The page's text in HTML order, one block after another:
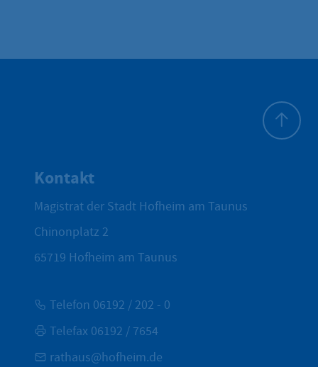
Kontakt
Magistrat der Stadt Hofheim am Taunus
Chinonplatz 2
65719 Hofheim am Taunus
Telefon 06192 / 202 - 0
Telefax 06192 / 7654
rathaus@hofheim.de